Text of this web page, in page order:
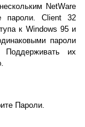
NetWare
пароли. Client 32
к Windows 95 и
пароли
их
Пароли.